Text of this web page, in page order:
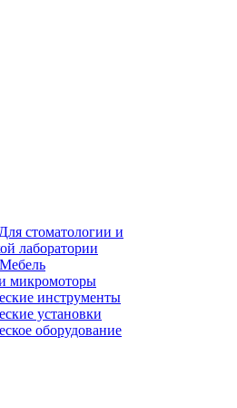
стоматологии и
лаборатории
микромоторы
инструменты
установки
оборудование